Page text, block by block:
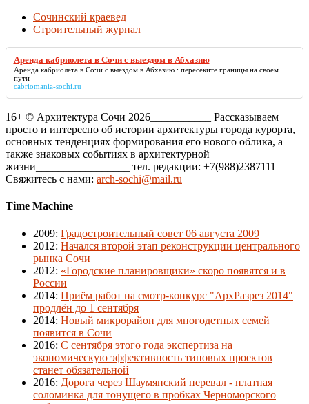
Сочинский краевед
Строительный журнал
Аренда кабриолета в Сочи с выездом в Абхазию
Аренда кабриолета в Сочи с выездом в Абхазию: пересеките границы на своем
пути
cabriomania-sochi.ru
16+ © Архитектура Сочи 2026___________ Рассказываем
просто и интересно об истории архитектуры города курорта,
основных тенденциях формирования его нового облика, а
также знаковых событиях в архитектурной
жизни_________________ тел. редакции: +7(988)2387111
Свяжитесь с нами: arch-sochi@mail.ru
Time Machine
2009: Градостроительный совет 06 августа 2009
2012: Начался второй этап реконструкции центрального
рынка Сочи
2012: «Городские планировщики» скоро появятся и в
России
2014: Приём работ на смотр-конкурс "АрхРазрез 2014"
продлён до 1 сентября
2014: Новый микрорайон для многодетных семей
появится в Сочи
2016: С сентября этого года экспертиза на
экономическую эффективность типовых проектов
станет обязательной
2016: Дорога через Шаумянский перевал - платная
соломинка для тонущего в пробках Черноморского